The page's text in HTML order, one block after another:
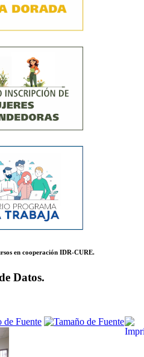
en cooperación IDR-CURE.
Datos.